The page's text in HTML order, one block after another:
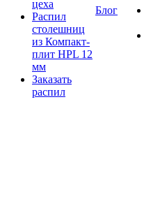
цеха
Распил
столешниц
из Компакт-
плит HPL 12
мм
Заказать
распил
Блог